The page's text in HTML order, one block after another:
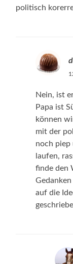
politisch
Nein, ist
Papa ist
können
mit der
noch piep
laufen,
finde den
auf die